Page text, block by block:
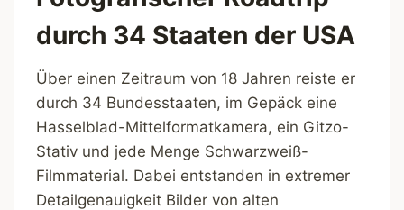
durch 34 Staaten der USA
Über einen Zeitraum von 18 Jahren reiste er
durch 34 Bundesstaaten, im Gepäck eine
Hasselblad-Mittelformatkamera, ein Gitzo-
Stativ und jede Menge Schwarzweiß-
Filmmaterial. Dabei entstanden in extremer
Detailgenauigkeit Bilder von alten